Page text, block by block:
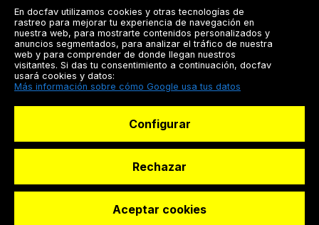
Registrarse
Docfav
© Dashboard Technologies S.L
En docfav utilizamos cookies y otras tecnologías de
rastreo para mejorar tu experiencia de navegación en
nuestra web, para mostrarte contenidos personalizados y
anuncios segmentados, para analizar el tráfico de nuestra
web y para comprender de donde llegan nuestros
visitantes. Si das tu consentimiento a continuación, docfav
usará cookies y datos:
Más información sobre cómo Google usa tus datos
Configurar
Rechazar
Aceptar cookies